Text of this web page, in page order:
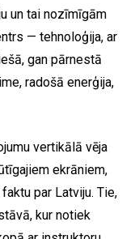
un tai nozīmīgām
— tehnoloģija, ar
gan pārnestā
radošā enerģija,
vertikālā vēja
ekrāniem,
par Latviju. Tie,
kur notiek